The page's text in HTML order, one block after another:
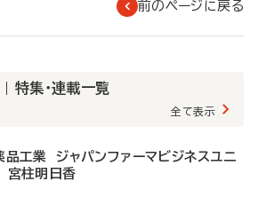
前のページに戻る
集・連載一覧
全て表示
品工業 ジャパンファーマビジネスユニ
宮柱明日香